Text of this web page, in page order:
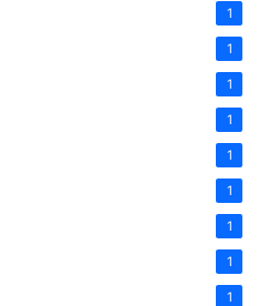
1
1
1
1
1
1
1
1
1